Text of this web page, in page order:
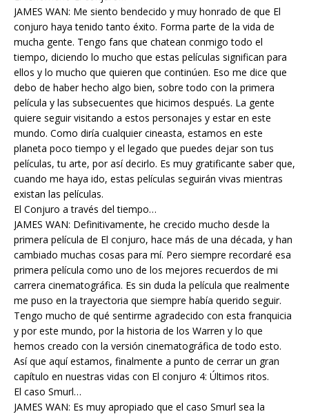
JAMES WAN: Me siento bendecido y muy honrado de que El
conjuro haya tenido tanto éxito. Forma parte de la vida de
mucha gente. Tengo fans que chatean conmigo todo el
tiempo, diciendo lo mucho que estas películas significan para
ellos y lo mucho que quieren que continúen. Eso me dice que
debo de haber hecho algo bien, sobre todo con la primera
película y las subsecuentes que hicimos después. La gente
quiere seguir visitando a estos personajes y estar en este
mundo. Como diría cualquier cineasta, estamos en este
planeta poco tiempo y el legado que puedes dejar son tus
películas, tu arte, por así decirlo. Es muy gratificante saber que,
cuando me haya ido, estas películas seguirán vivas mientras
existan las películas.
El Conjuro a través del tiempo…
JAMES WAN: Definitivamente, he crecido mucho desde la
primera película de El conjuro, hace más de una década, y han
cambiado muchas cosas para mí. Pero siempre recordaré esa
primera película como uno de los mejores recuerdos de mi
carrera cinematográfica. Es sin duda la película que realmente
me puso en la trayectoria que siempre había querido seguir.
Tengo mucho de qué sentirme agradecido con esta franquicia
y por este mundo, por la historia de los Warren y lo que
hemos creado con la versión cinematográfica de todo esto.
Así que aquí estamos, finalmente a punto de cerrar un gran
capítulo en nuestras vidas con El conjuro 4: Últimos ritos.
El caso Smurl…
JAMES WAN: Es muy apropiado que el caso Smurl sea la